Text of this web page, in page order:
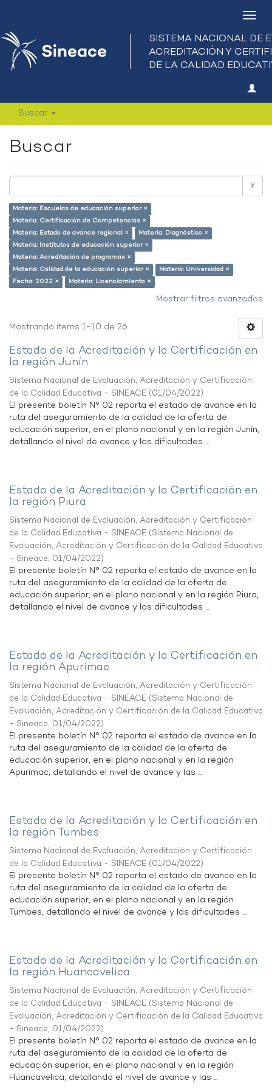
Buscar
Buscar
Ir
Materia: Escuelas de educación superior ×
Materia: Certificación de Competencias ×
Materia: Estado de avance regional ×
Materia: Diagnóstico ×
Materia: Institutos de educación superior ×
Materia: Acreditación de programas ×
Materia: Calidad de la educación superior ×
Materia: Universidad ×
Fecha: 2022 ×
Materia: Licenciamiento ×
Mostrar filtros avanzados
Mostrando ítems 1-10 de 26
Estado de la Acreditación y la Certificación en
la región Junín
Sistema Nacional de Evaluación, Acreditación y Certificación
de la Calidad Educativa - SINEACE (01/04/2022)
El presente boletín N° 02 reporta el estado de avance en la
ruta del aseguramiento de la calidad de la oferta de
educación superior, en el plano nacional y en la región Junín,
detallando el nivel de avance y las dificultades ...
Estado de la Acreditación y la Certificación en
la región Piura
Sistema Nacional de Evaluación, Acreditación y Certificación
de la Calidad Educativa - SINEACE (Sistema Nacional de
Evaluación, Acreditación y Certificación de la Calidad Educativa
- Sineace, 01/04/2022)
El presente boletín N° 02 reporta el estado de avance en la
ruta del aseguramiento de la calidad de la oferta de
educación superior, en el plano nacional y en la región Piura,
detallando el nivel de avance y las dificultades ...
Estado de la Acreditación y la Certificación en
la región Apurímac
Sistema Nacional de Evaluación, Acreditación y Certificación
de la Calidad Educativa - SINEACE (Sistema Nacional de
Evaluación, Acreditación y Certificación de la Calidad Educativa
- Sineace, 01/04/2022)
El presente boletín N° 02 reporta el estado de avance en la
ruta del aseguramiento de la calidad de la oferta de
educación superior, en el plano nacional y en la región
Apurímac, detallando el nivel de avance y las ...
Estado de la Acreditación y la Certificación en
la región Tumbes
Sistema Nacional de Evaluación, Acreditación y Certificación
de la Calidad Educativa - SINEACE (01/04/2022)
El presente boletín N° 02 reporta el estado de avance en la
ruta del aseguramiento de la calidad de la oferta de
educación superior, en el plano nacional y en la región
Tumbes, detallando el nivel de avance y las dificultades ...
Estado de la Acreditación y la Certificación en
la región Huancavelica
Sistema Nacional de Evaluación, Acreditación y Certificación
de la Calidad Educativa - SINEACE (Sistema Nacional de
Evaluación, Acreditación y Certificación de la Calidad Educativa
- Sineace, 01/04/2022)
El presente boletín N° 02 reporta el estado de avance en la
ruta del aseguramiento de la calidad de la oferta de
educación superior, en el plano nacional y en la región
Huancavelica, detallando el nivel de avance y las ...